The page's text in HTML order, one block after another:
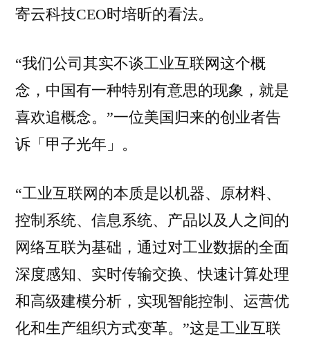
寄云科技CEO时培昕的看法。
“我们公司其实不谈工业互联网这个概
念，中国有一种特别有意思的现象，就是
喜欢追概念。”一位美国归来的创业者告
诉「甲子光年」。
“工业互联网的本质是以机器、原材料、
控制系统、信息系统、产品以及人之间的
网络互联为基础，通过对工业数据的全面
深度感知、实时传输交换、快速计算处理
和高级建模分析，实现智能控制、运营优
化和生产组织方式变革。”这是工业互联